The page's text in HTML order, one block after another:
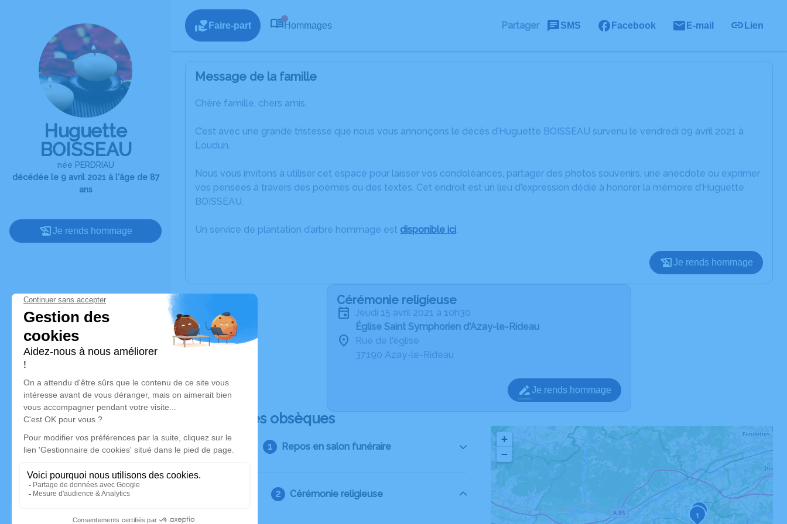
Huguette
BOISSEAU
née PERDRIAU
décédée le 9 avril 2021 à l'âge de 87
ans
Je rends hommage
Faire-part Hommages Partager SMS Facebook E-mail Lien
Message de la famille
Chère famille, chers amis,
C’est avec une grande tristesse que nous vous annonçons le décès d’Huguette BOISSEAU survenu le vendredi 09 avril 2021 à
Loudun.
Nous vous invitons à utiliser cet espace pour laisser vos condoléances, partager des photos souvenirs, une anecdote ou exprimer
vos pensées à travers des poèmes ou des textes. Cet endroit est un lieu d'expression dédié à honorer la mémoire d’Huguette
BOISSEAU.
Un service de plantation d’arbre hommage est disponible ici.
Je rends hommage
Cérémonie religieuse
jeudi 15 avril 2021 à 10h30
Église Saint Symphorien d'Azay-le-Rideau
Rue de l'église
37190 Azay-le-Rideau
Je rends hommage
Déroulé des obsèques
Repos en salon funéraire
Cérémonie religieuse
12
+
−